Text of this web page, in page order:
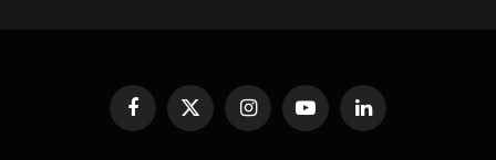
Facebook
X
InstagramYouTubeLinkedIn